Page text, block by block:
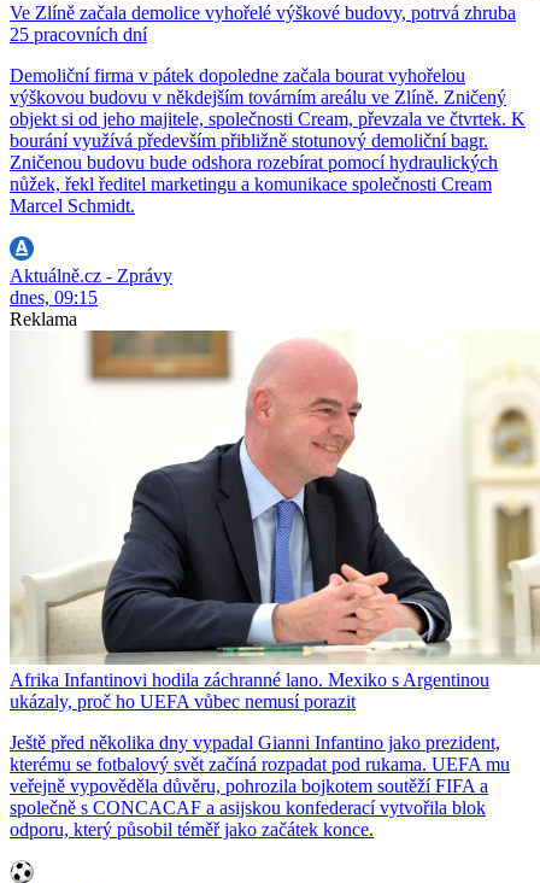
Ve Zlíně začala demolice vyhořelé výškové budovy, potrvá zhruba
25 pracovních dní
Demoliční firma v pátek dopoledne začala bourat vyhořelou
výškovou budovu v někdejším továrním areálu ve Zlíně. Zničený
objekt si od jeho majitele, společnosti Cream, převzala ve čtvrtek. K
bourání využívá především přibližně stotunový demoliční bagr.
Zničenou budovu bude odshora rozebírat pomocí hydraulických
nůžek, řekl ředitel marketingu a komunikace společnosti Cream
Marcel Schmidt.
Aktuálně.cz - Zprávy
dnes, 09:15
Reklama
Afrika Infantinovi hodila záchranné lano. Mexiko s Argentinou
ukázaly, proč ho UEFA vůbec nemusí porazit
Ještě před několika dny vypadal Gianni Infantino jako prezident,
kterému se fotbalový svět začíná rozpadat pod rukama. UEFA mu
veřejně vypověděla důvěru, pohrozila bojkotem soutěží FIFA a
společně s CONCACAF a asijskou konfederací vytvořila blok
odporu, který působil téměř jako začátek konce.